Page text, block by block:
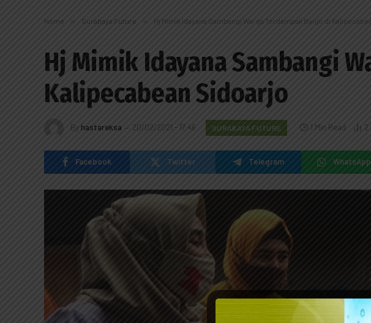
Home » Surabaya Future » Hj Mimik Idayana Sambangi Warga Terdampak Banjir di
Hj Mimik Idayana Sambangi
Kalipecabean Sidoarjo
By hastareksa 20/02/2021 - 17:46 SURABAYA FUTURE 1 Min Read 2
Facebook Twitter Telegram WhatsApp